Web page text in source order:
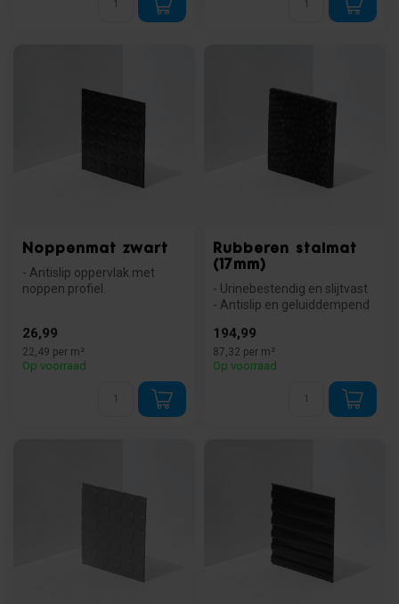
Noppenmat zwart
- Antislip oppervlak met
noppen profiel.
26,99
22,49 per m²
Op voorraad
Rubberen stalmat
(17mm)
- Urinebestendig en slijtvast
- Antislip en geluiddempend
194,99
87,32 per m²
Op voorraad